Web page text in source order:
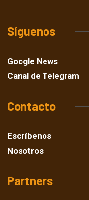
Síguenos
Google News
Canal de Telegram
Contacto
Escríbenos
Nosotros
Partners